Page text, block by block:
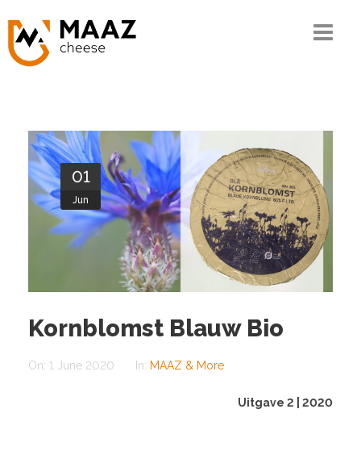
Our know-how
The chain
Our range
01
Jun
Kornblomst Blauw Bio
On: 1 June 2020 In: MAAZ & More
Uitgave 2 | 2020